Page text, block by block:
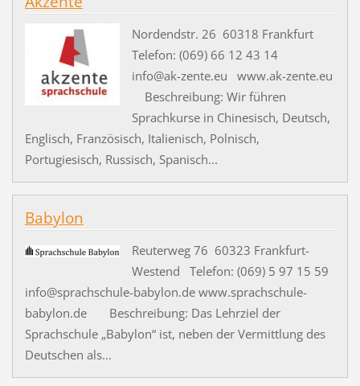
Nordendstr. 26 60318 Frankfurt
Telefon: (069) 66 12 43 14
info@ak-zente.eu www.ak-zente.eu
Beschreibung: Wir führen
Sprachkurse in Chinesisch, Deutsch,
Englisch, Französisch, Italienisch, Polnisch,
Portugiesisch, Russisch, Spanisch...
Babylon
Reuterweg 76 60323 Frankfurt-
Westend Telefon: (069) 5 97 15 59
info@sprachschule-babylon.de www.sprachschule-
babylon.de Beschreibung: Das Lehrziel der
Sprachschule „Babylon“ ist, neben der Vermittlung des
Deutschen als...